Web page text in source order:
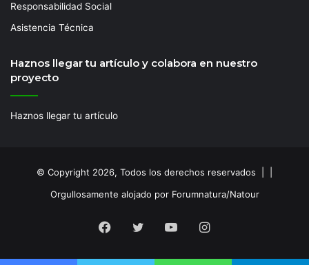
Responsabilidad Social
Asistencia Técnica
Haznos llegar tu artículo y colabora en nuestro
proyecto
Haznos llegar tu artículo
© Copyright 2026, Todos los derechos reservados | |
Orgullosamente alojado por Forumnatura/Natour
Facebook
TwitterYouTubeInstagram